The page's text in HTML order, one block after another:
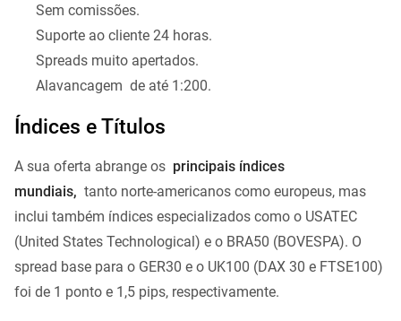
Sem comissões.
Suporte ao cliente 24 horas.
Spreads muito apertados.
Alavancagem de até 1:200.
Índices e Títulos
A sua oferta abrange os principais índices
mundiais, tanto norte-americanos como europeus, mas
inclui também índices especializados como o USATEC
(United States Technological) e o BRA50 (BOVESPA). O
spread base para o GER30 e o UK100 (DAX 30 e FTSE100)
foi de 1 ponto e 1,5 pips, respectivamente.